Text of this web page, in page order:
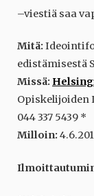
–viestiä saa
Mitä:
edistämisestä
Missä:
044 337 5439 *
Milloin: